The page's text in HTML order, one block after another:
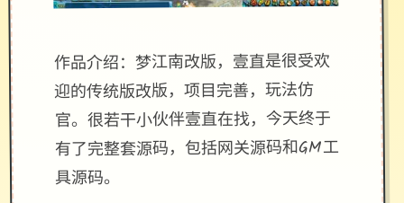
作品介绍：梦江南改版，壹直是很受欢
迎的传统版改版，项目完善，玩法仿
官。很若干小伙伴壹直在找，今天终于
有了完整套源码，包括网关源码和GM工
具源码。